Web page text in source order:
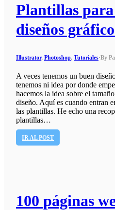
Plantillas
diseños
Illustrator, Photoshop, Tutoriales·By
A veces tenemos un buen
tenemos ni idea por donde
hacemos la idea sobre el
diseño. Aquí es cuando entran
las plantillas. He echo una
plantillas…
IR AL POST
100 páginas